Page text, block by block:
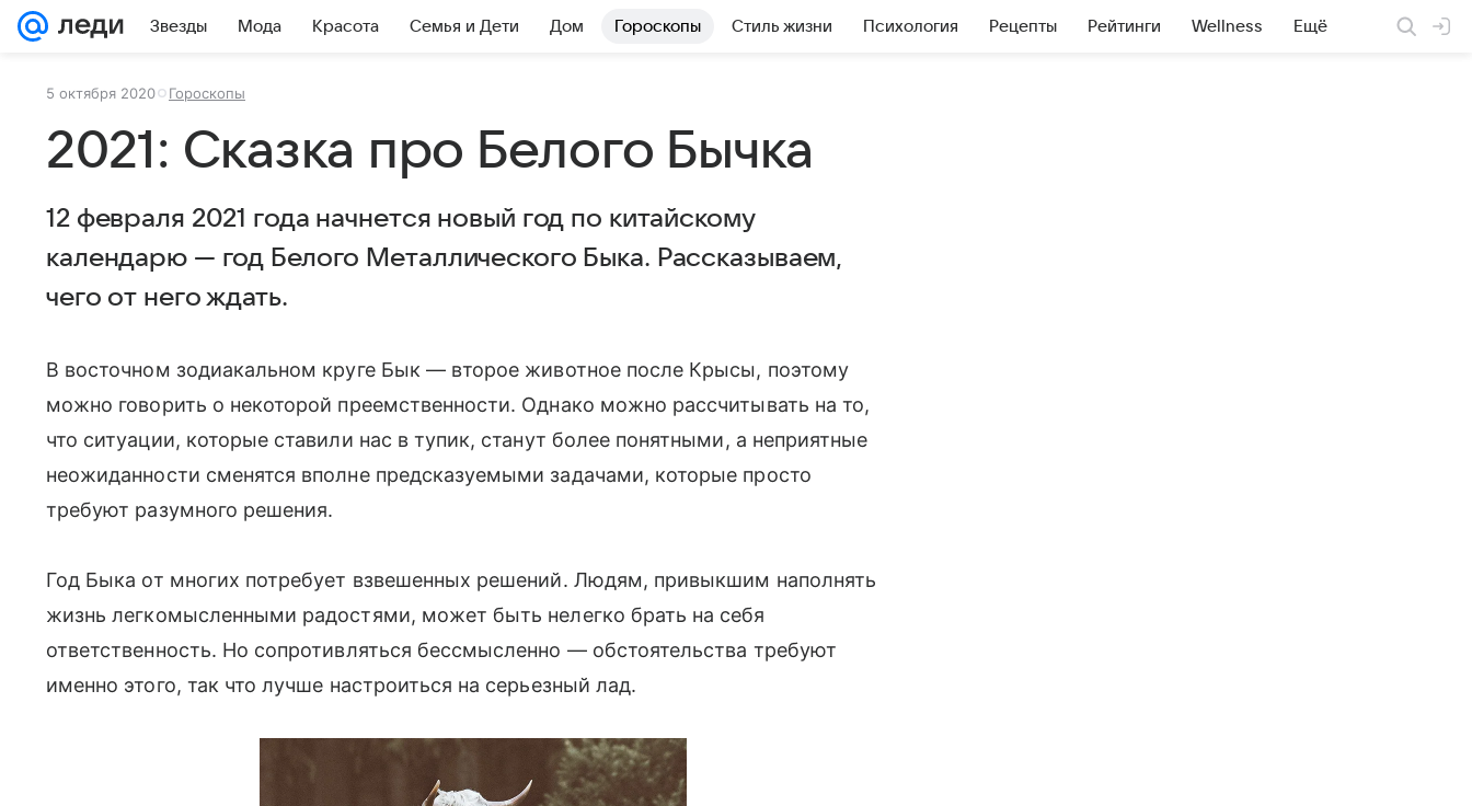
Звезды Мода Красота Семья и Дети Дом Гороскопы Стиль жизни Психология Рецепты Рейтинги Wellness Ещё
5 октября 2020 Гороскопы
2021: Сказка про Белого Бычка
12 февраля 2021 года начнется новый год по китайскому
календарю — год Белого Металлического Быка. Рассказываем,
чего от него ждать.
В восточном зодиакальном круге Бык — второе животное после Крысы, поэтому
можно говорить о некоторой преемственности. Однако можно рассчитывать на то,
что ситуации, которые ставили нас в тупик, станут более понятными, а неприятные
неожиданности сменятся вполне предсказуемыми задачами, которые просто
требуют разумного решения.
Год Быка от многих потребует взвешенных решений. Людям, привыкшим наполнять
жизнь легкомысленными радостями, может быть нелегко брать на себя
ответственность. Но сопротивляться бессмысленно — обстоятельства требуют
именно этого, так что лучше настроиться на серьезный лад.